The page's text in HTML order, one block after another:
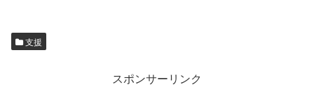
支援
スポンサーリンク